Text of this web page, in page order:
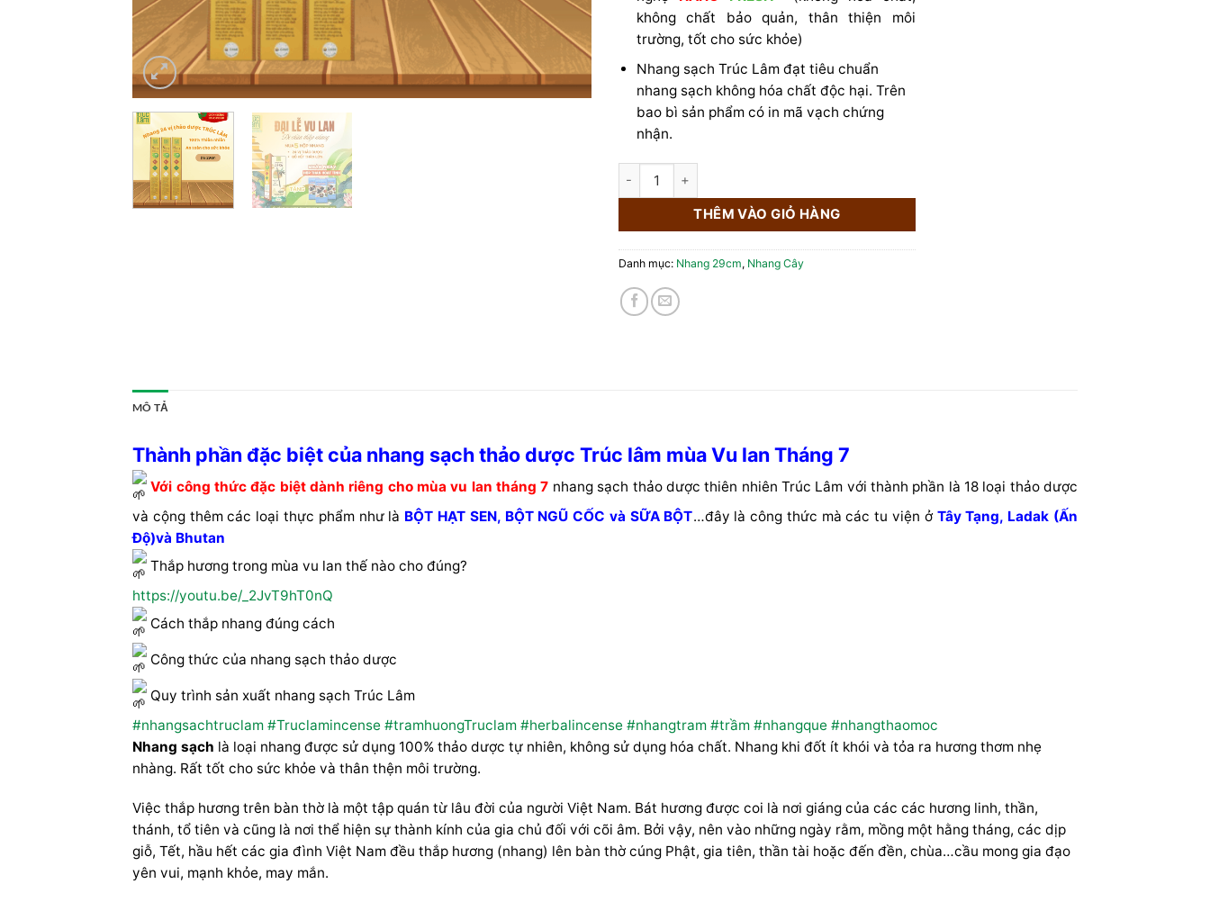
không chất bảo quản, thân thiện môi
trường, tốt cho sức khỏe)
Nhang sạch Trúc Lâm đạt tiêu chuẩn
nhang sạch không hóa chất độc hại. Trên
bao bì sản phẩm có in mã vạch chứng
nhận.
NHANG SẠCH TRÚC LÂM VỚI CÔNG THỨC ĐẶC BIỆT DÀNH RIÊNG CHO MÙA VU LAN (24 VỊ
THÊM VÀO GIỎ HÀNG
Danh mục: Nhang 29cm, Nhang Cây
MÔ TẢ
Thành phần đặc biệt của nhang sạch thảo dược Trúc lâm mùa Vu lan Tháng 7
Với công thức đặc biệt dành riêng cho mùa vu lan tháng 7 nhang sạch thảo dược thiên nhiên Trúc Lâm với thành phần là 18 loại thảo dược
và cộng thêm các loại thực phẩm như là BỘT HẠT SEN, BỘT NGŨ CỐC và SỮA BỘT…đây là công thức mà các tu viện ở Tây Tạng, Ladak (Ấn
Độ)và Bhutan
Thắp hương trong mùa vu lan thế nào cho đúng?
https://youtu.be/_2JvT9hT0nQ
Cách thắp nhang đúng cách
Công thức của nhang sạch thảo dược
Quy trình sản xuất nhang sạch Trúc Lâm
#nhangsachtruclam #Truclamincense #tramhuongTruclam #herbalincense #nhangtram #trầm #nhangque #nhangthaomoc
Nhang sạch là loại nhang được sử dụng 100% thảo dược tự nhiên, không sử dụng hóa chất. Nhang khi đốt ít khói và tỏa ra hương thơm nhẹ
nhàng. Rất tốt cho sức khỏe và thân thện môi trường.
Việc thắp hương trên bàn thờ là một tập quán từ lâu đời của người Việt Nam. Bát hương được coi là nơi giáng của các các hương linh, thần,
thánh, tổ tiên và cũng là nơi thể hiện sự thành kính của gia chủ đối với cõi âm. Bởi vậy, nên vào những ngày rằm, mồng một hằng tháng, các dịp
giỗ, Tết, hầu hết các gia đình Việt Nam đều thắp hương (nhang) lên bàn thờ cúng Phật, gia tiên, thần tài hoặc đến đền, chùa…cầu mong gia đạo
yên vui, mạnh khỏe, may mắn.